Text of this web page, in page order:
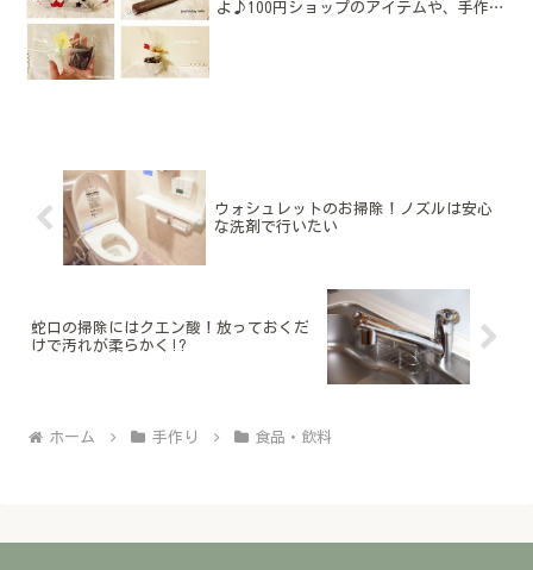
よ♪100円ショップのアイテムや、手作り
ウォシュレットのお掃除！ノズルは安心
な洗剤で行いたい
蛇口の掃除にはクエン酸！放っておくだ
けで汚れが柔らかく!?
ホーム 手作り 食品・飲料